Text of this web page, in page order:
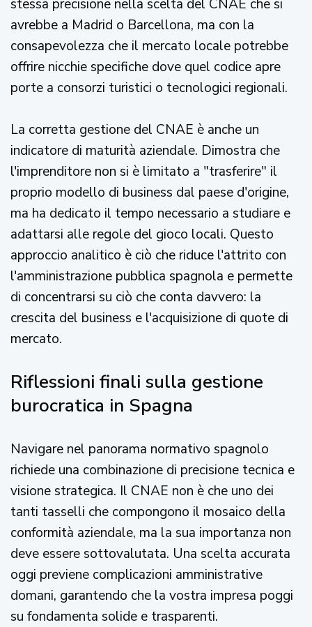
stessa precisione nella scelta del CNAE che si
avrebbe a Madrid o Barcellona, ma con la
consapevolezza che il mercato locale potrebbe
offrire nicchie specifiche dove quel codice apre
porte a consorzi turistici o tecnologici regionali.
La corretta gestione del CNAE è anche un
indicatore di maturità aziendale. Dimostra che
l'imprenditore non si è limitato a "trasferire" il
proprio modello di business dal paese d'origine,
ma ha dedicato il tempo necessario a studiare e
adattarsi alle regole del gioco locali. Questo
approccio analitico è ciò che riduce l'attrito con
l'amministrazione pubblica spagnola e permette
di concentrarsi su ciò che conta davvero: la
crescita del business e l'acquisizione di quote di
mercato.
Riflessioni finali sulla gestione
burocratica in Spagna
Navigare nel panorama normativo spagnolo
richiede una combinazione di precisione tecnica e
visione strategica. Il CNAE non è che uno dei
tanti tasselli che compongono il mosaico della
conformità aziendale, ma la sua importanza non
deve essere sottovalutata. Una scelta accurata
oggi previene complicazioni amministrative
domani, garantendo che la vostra impresa poggi
su fondamenta solide e trasparenti.